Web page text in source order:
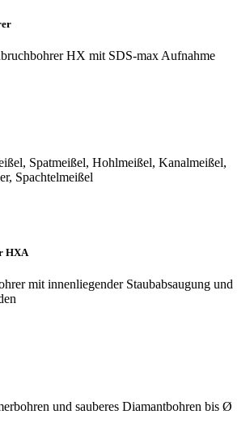
HX mit SDS-max Aufnahme
Spatmeißel, Hohlmeißel, Kanalmeißel,
Spachtelmeißel
HXA
mit innenliegender Staubabsaugung und
und sauberes Diamantbohren bis Ø